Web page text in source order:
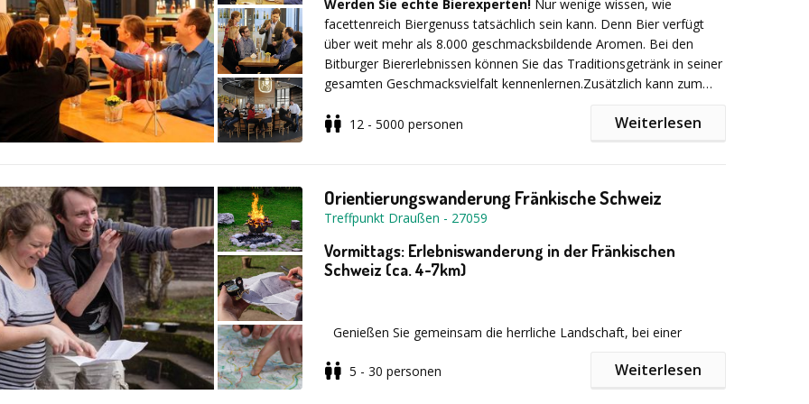
Werden Sie echte Bierexperten! Nur wenige wissen, wie
facettenreich Biergenuss tatsächlich sein kann. Denn Bier verfügt
über weit mehr als 8.000 geschmacksbildende Aromen. Bei den
Bitburger Biererlebnissen können Sie das Traditionsgetränk in seiner
gesamten Geschmacksvielfalt kennenlernen.Zusätzlich kann zum
gewählt werden.Erfahren Sie die Vielfalt des Bieres auf eine neue Art
Dauer: ca. 3 – 4,5 Stunden
Ort: Bitburger Marken-Erlebniswelt / Genießer Lounge
12 - 5000 personen Weiterlesen
Orientierungswanderung Fränkische Schweiz
Treffpunkt Draußen - 27059
Vormittags: Erlebniswanderung in der Fränkischen
Schweiz (ca. 4-7km)
Genießen Sie gemeinsam die herrliche Landschaft, bei einer
Spannende Aufgaben und spielerische Herausforderungen warten
5 - 30 personen Weiterlesen